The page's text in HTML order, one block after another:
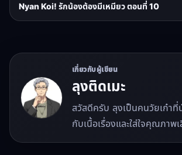
Nyan Koi! รักน้องต้องมีเหมียว ตอนที่ 10
เกี่ยวกับผู้เขียน
ลุงติดเมะ
สวัสดีครับ ลุงเป็นคนวัยเก๋า
กับเนื้อเรื่องและใส่ใจคุณภาพ